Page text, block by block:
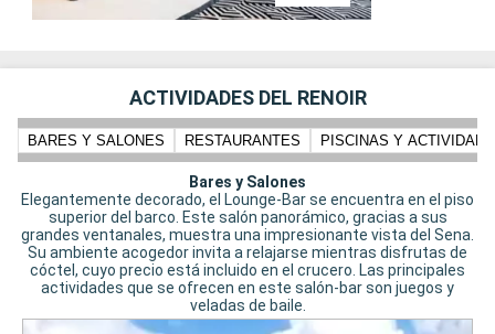
ACTIVIDADES DEL RENOIR
BARES Y SALONES RESTAURANTES PISCINAS Y
Bares y Salones
Elegantemente decorado, el Lounge-Bar se encuentra en el piso
superior del barco. Este salón panorámico, gracias a sus
grandes ventanales, muestra una impresionante vista del Sena.
Su ambiente acogedor invita a relajarse mientras disfrutas de
cóctel, cuyo precio está incluido en el crucero. Las principales
actividades que se ofrecen en este salón-bar son juegos y
veladas de baile.